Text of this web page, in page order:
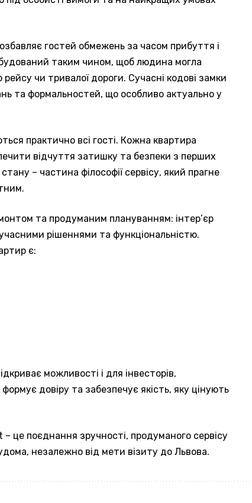
гостей обмежень за часом прибуття і
таким чином, щоб людина могла
рейсу чи тривалої дороги. Сучасні кодові замки
та формальностей, що особливо актуально у
практично всі гості. Кожна квартира
відчуття затишку та безпеки з перших
– частина філософії сервісу, який прагне
та продуманим плануванням: інтер’єр
рішеннями та функціональністю.
є:
можливості і для інвесторів,
довіру та забезпечує якість, яку цінують
– це поєднання зручності, продуманого сервісу
незалежно від мети візиту до Львова.